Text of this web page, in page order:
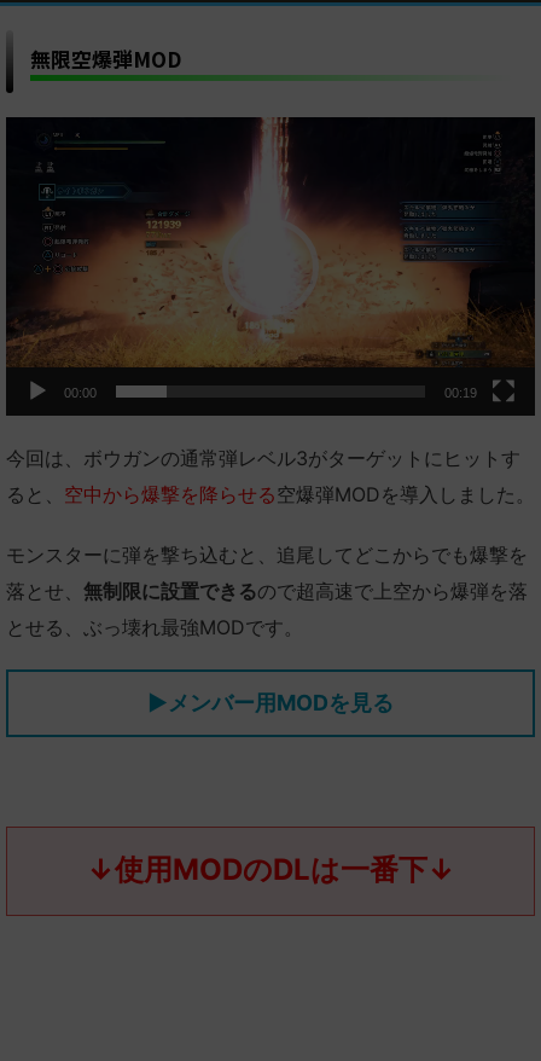
無限空爆弾MOD
00:00 00:19
今回は、ボウガンの通常弾レベル3がターゲットにヒットす
ると、 空中から爆撃を降らせる空爆弾MODを導入しました。
モンスターに弾を撃ち込むと、追尾してどこからでも爆撃を
落とせ、 無制限に設置できるので超高速で上空から爆弾を落
とせる、ぶっ壊れ最強MODです。
▶メンバー用MODを見る
↓使用MODのDLは一番下↓